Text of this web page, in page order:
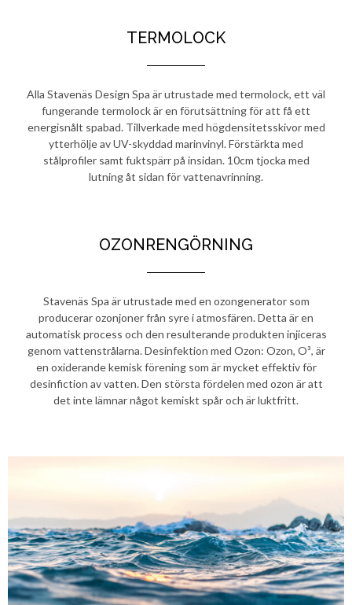
TERMOLOCK
Alla Stavenäs Design Spa är utrustade med termolock, ett väl
fungerande termolock är en förutsättning för att få ett
energisnålt spabad. Tillverkade med högdensitetsskivor med
ytterhölje av UV-skyddad marinvinyl. Förstärkta med
stålprofiler samt fuktspärr på insidan. 10cm tjocka med
lutning åt sidan för vattenavrinning.
OZONRENGÖRNING
Stavenäs Spa är utrustade med en ozongenerator som
producerar ozonjoner från syre i atmosfären. Detta är en
automatisk process och den resulterande produkten injiceras
genom vattenstrålarna. Desinfektion med Ozon: Ozon, O³, är
en oxiderande kemisk förening som är mycket effektiv för
desinfiction av vatten. Den största fördelen med ozon är att
det inte lämnar något kemiskt spår och är luktfritt.